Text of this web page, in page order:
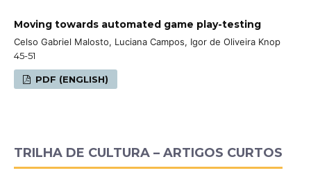
Moving towards automated game play-testing
Celso Gabriel Malosto, Luciana Campos, Igor de Oliveira Knop
45-51
PDF (ENGLISH)
TRILHA DE CULTURA – ARTIGOS CURTOS